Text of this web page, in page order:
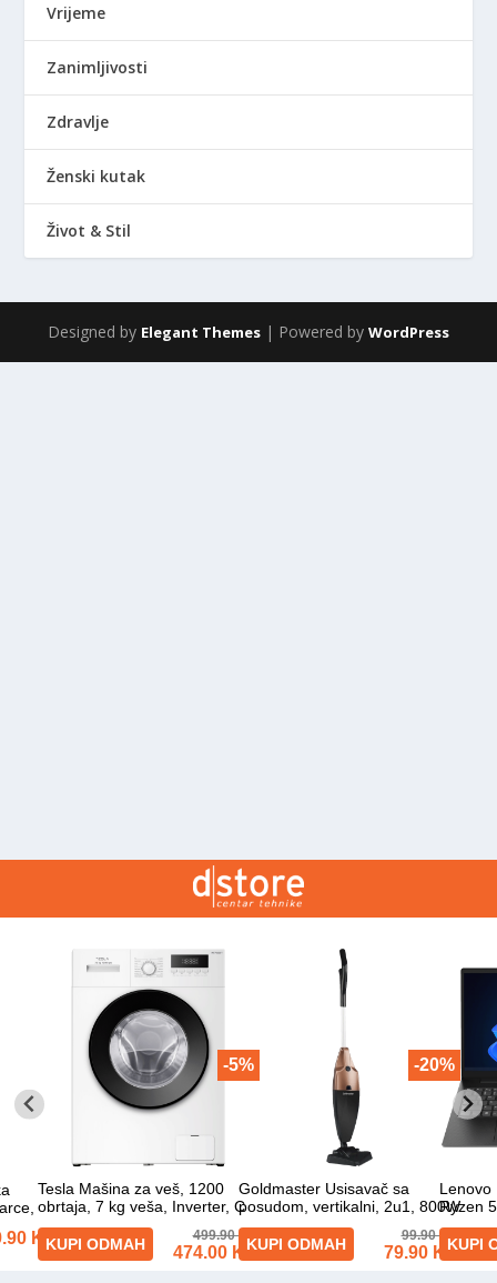
Vrijeme
Zanimljivosti
Zdravlje
Ženski kutak
Život & Stil
Designed by Elegant Themes | Powered by WordPress